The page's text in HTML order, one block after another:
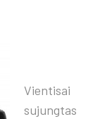
Vientisai
sujungtas